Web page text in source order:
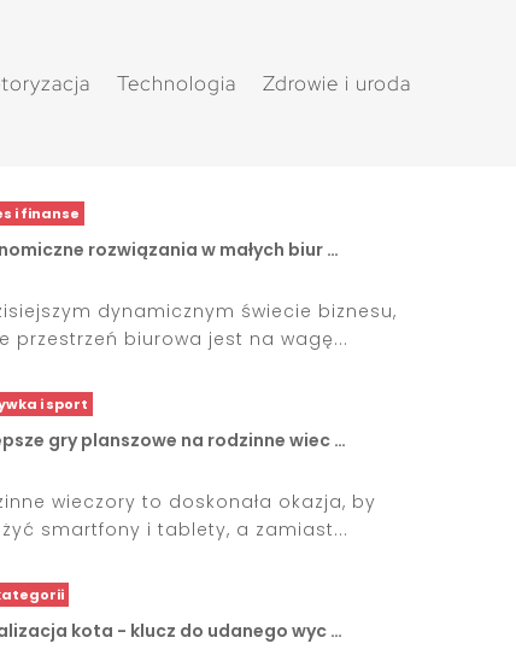
Technologia Zdrowie i uroda
i finanse
rozwiązania w małych biur …
dynamicznym świecie biznesu,
przestrzeń biurowa jest na wagę...
i sport
gry planszowe na rodzinne wiec …
wieczory to doskonała okazja, by
smartfony i tablety, a zamiast...
kota - klucz do udanego wyc …